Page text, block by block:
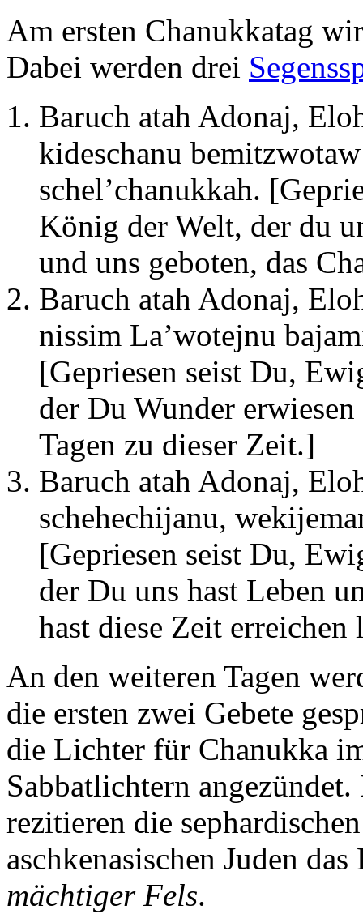
Am ersten Chanukkatag
Dabei werden drei
Baruch atah Adonaj,
kideschanu
schel’chanukkah.
König der Welt, der du
und uns geboten, das
Baruch atah Adonaj,
nissim La’wotejnu
[Gepriesen seist Du,
der Du Wunder
Tagen zu dieser Zeit.]
Baruch atah Adonaj,
schehechijanu,
[Gepriesen seist Du,
der Du uns hast Leben
hast diese Zeit erreichen
An den weiteren Tagen
die ersten zwei Gebete
die Lichter für Chanukka
Sabbatlichtern
rezitieren die
aschkenasischen Juden
mächtiger Fels.